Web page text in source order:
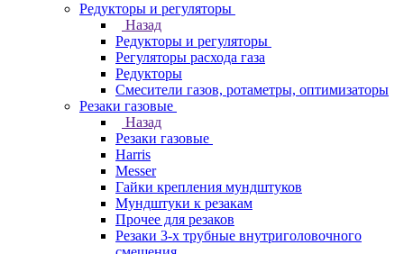
Редукторы и регуляторы
Назад
Редукторы и регуляторы
Регуляторы расхода газа
Редукторы
Смесители газов, ротаметры, оптимизаторы
Резаки газовые
Назад
Резаки газовые
Harris
Messer
Гайки крепления мундштуков
Мундштуки к резакам
Прочее для резаков
Резаки 3-х трубные внутриголовочного